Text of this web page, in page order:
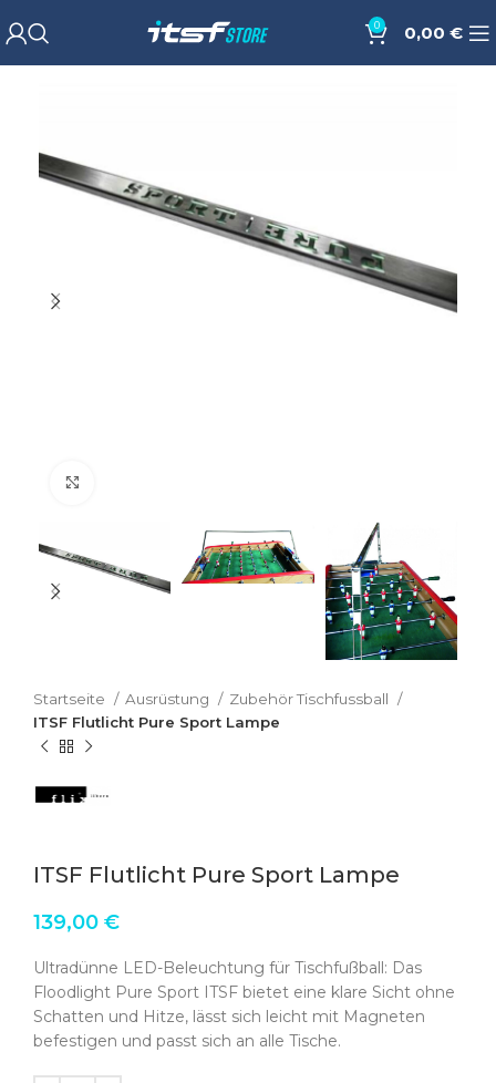
0 0,00 €
Startseite Ausrüstung
Zubehör Tischfussball
ITSF Flutlicht Pure Sport Lampe
ITSF Flutlicht Pure Sport Lampe
139,00 €
Ultradünne LED-Beleuchtung für Tischfußball: Das
Floodlight Pure Sport ITSF bietet eine klare Sicht ohne
Schatten und Hitze, lässt sich leicht mit Magneten
befestigen und passt sich an alle Tische.